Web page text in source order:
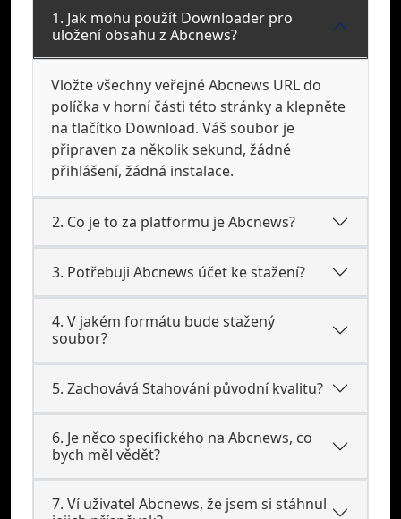
1. Jak mohu použít Downloader pro
uložení obsahu z Abcnews?
Vložte všechny veřejné Abcnews URL do
políčka v horní části této stránky a klepněte
na tlačítko Download. Váš soubor je
připraven za několik sekund, žádné
přihlášení, žádná instalace.
2. Co je to za platformu je Abcnews?
3. Potřebuji Abcnews účet ke stažení?
4. V jakém formátu bude stažený
soubor?
5. Zachovává Stahování původní kvalitu?
6. Je něco specifického na Abcnews, co
bych měl vědět?
7. Ví uživatel Abcnews, že jsem si stáhnul